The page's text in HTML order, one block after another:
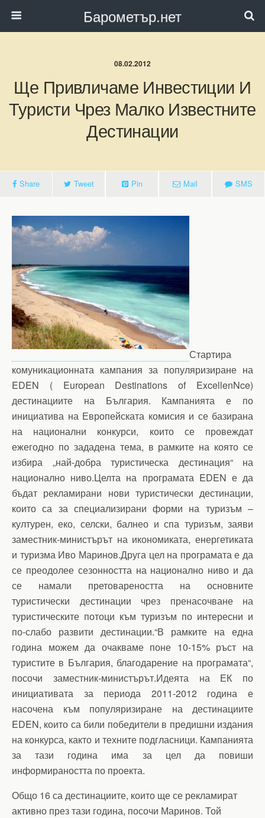
Барометър.нет
08.02.2012
Ще Привличаме Инвестиции И
Туристи Чрез Малко Известните
Дестинации
Share Tweet Pin Mail SMS
Стартира
комуникационната кампания за популяризиране на
EDEN ( European Destinations of ExcellenNce)
дестинациите на България. Кампанията е по
инициатива на Европейската комисия и се базирана
на национални конкурси, които се провеждат
ежегодно по зададена тема, в рамките на която се
избира „най-добра туристическа дестинация“ на
национално ниво.Целта на програмата EDEN е да
бъдат рекламирани нови туристически дестинации,
които са за специализирани форми на туризъм –
културен, еко, селски, балнео и спа туризъм, заяви
заместник-министърът на икономиката, енергетиката
и туризма Иво Маринов.Друга цел на програмата е да
се преодолее сезонността на национално ниво и да
се намали претовареността на основните
туристически дестинации чрез пренасочване на
туристическите потоци към туризъм по интересни и
по-слабо развити дестинации.“В рамките на една
година можем да очакваме поне 10-15% ръст на
туристите в България, благодарение на програмата“,
посочи заместник-министърът.Идеята на ЕК по
инициативата за периода 2011-2012 година е
насочена към популяризиране на дестинациите
EDEN, които са били победители в предишни издания
на конкурса, както и техните подгласници. Кампанията
за тази година има за цел да повиши
информираността по проекта.
Общо 16 са дестинациите, които ще се рекламират
активно през тази година, посочи Маринов. Той